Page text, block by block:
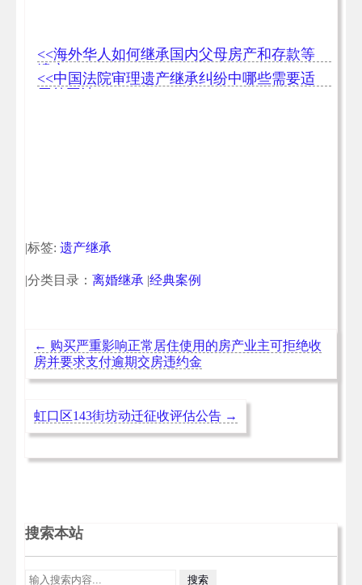
<<海外华人如何继承国内父母房产和存款等
遗产
<<中国法院审理遗产继承纠纷中哪些需要适
|标签: 遗产继承
|分类目录： 离婚继承 |经典案例
← 购买严重影响正常居住使用的房产业主可拒绝收
房并要求支付逾期交房违约金
虹口区143街坊动迁征收评估公告 →
搜索本站